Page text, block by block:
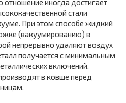
отношение иногда достигает
стали
При этом способе жидкий
(вакуумированию) в
непрерывно удаляют воздух
получается с минимальным
включений.
в ковше перед